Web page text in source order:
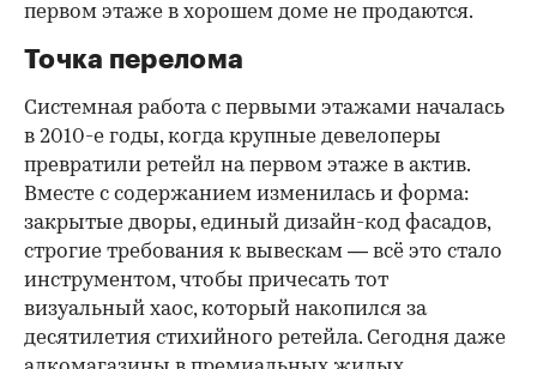
первом этаже в хорошем доме не продаются.
Точка перелома
Системная работа с первыми этажами началась
в 2010-е годы, когда крупные девелоперы
превратили ретейл на первом этаже в актив.
Вместе с содержанием изменилась и форма:
закрытые дворы, единый дизайн-код фасадов,
строгие требования к вывескам — всё это стало
инструментом, чтобы причесать тот
визуальный хаос, который накопился за
десятилетия стихийного ретейла. Сегодня даже